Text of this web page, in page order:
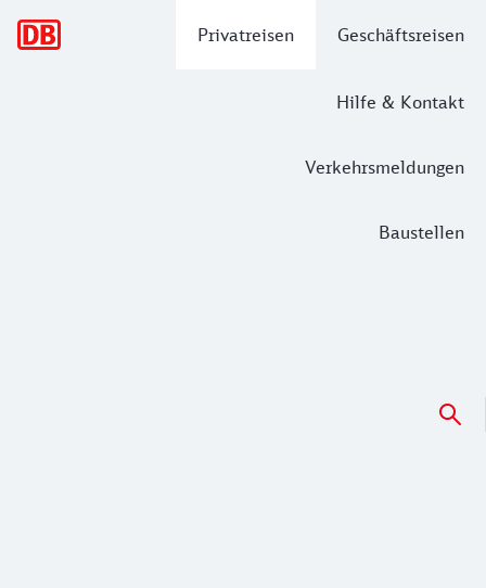
Privatreisen Geschäftsreisen
Hilfe & Kontakt
Verkehrsmeldungen
Baustellen